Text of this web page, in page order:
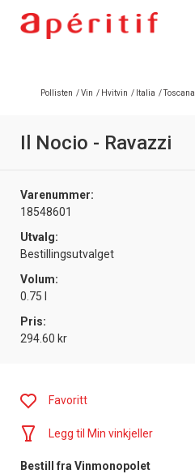
Pollisten /Vin / Hvitvin / Italia /Toscana
Il Nocio - Ravazzi
Varenummer:
18548601
Utvalg:
Bestillingsutvalget
Volum:
0.75 l
Pris:
294.60 kr
Favoritt
Legg til Min vinkjeller
Bestill fra Vinmonopolet